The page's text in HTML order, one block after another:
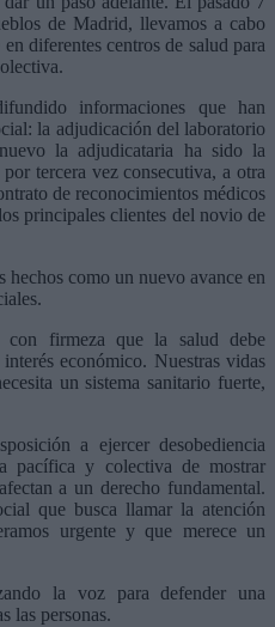
de Madrid, llevamos a cabo
diferentes centros de salud para
informaciones que han
la adjudicación del laboratorio
la adjudicataria ha sido la
tercera vez consecutiva, a otra
de reconocimientos médicos
principales clientes del novio de
hechos como un nuevo avance en
con firmeza que la salud debe
económico. Nuestras vidas
un sistema sanitario fuerte,
a ejercer desobediencia
pacífica y colectiva de mostrar
a un derecho fundamental.
que busca llamar la atención
urgente y que merece un
la voz para defender una
las personas.